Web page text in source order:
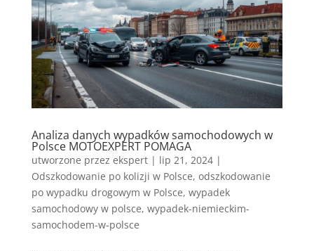
Analiza danych wypadków samochodowych w
Polsce MOTOEXPERT POMAGA
utworzone przez ekspert| lip 21, 2024|
Odszkodowanie po kolizji w Polsce, odszkodowanie
po wypadku drogowym w Polsce, wypadek
samochodowy w polsce, wypadek-niemieckim-
samochodem-w-polsce